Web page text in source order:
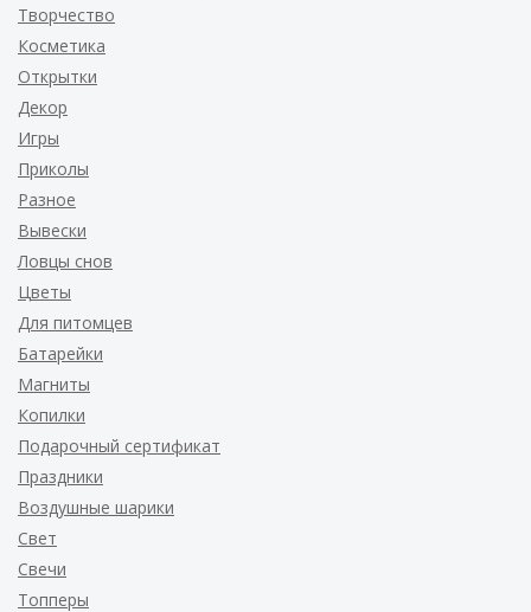
Творчество
Косметика
Открытки
Декор
Игры
Приколы
Разное
Вывески
Ловцы снов
Цветы
Для питомцев
Батарейки
Магниты
Копилки
Подарочный сертификат
Праздники
Воздушные шарики
Свет
Свечи
Топперы